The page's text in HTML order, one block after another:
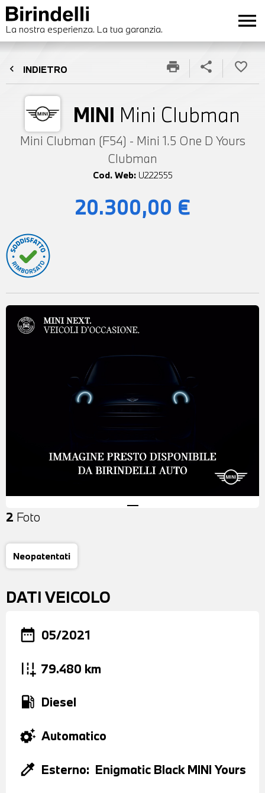
La nostra esperienza. La tua garanzia. menu
chevron_left INDIETRO
MINI Mini Clubman
Mini Clubman (F54) - Mini 1.5 One D Yours
Clubman
Cod. Web: U222555
print share favorite_border
20.300,00 €
2 Foto
Neopatentati
DATI VEICOLO
date_range 05/2021
add_road 79.480 km
local_gas_station Diesel
settings_suggest Automatico
colorize Esterno: Enigmatic Black MINI Yours